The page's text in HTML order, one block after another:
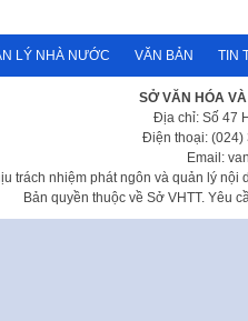
LÝ NHÀ NƯỚC VĂN BẢN TIN
SỞ VĂN HÓA
Địa chỉ: Số 47
Điện thoại: (024)
Email:
trách nhiệm phát ngôn và quản lý nội
Bản quyền thuộc về Sở VHTT. Yêu